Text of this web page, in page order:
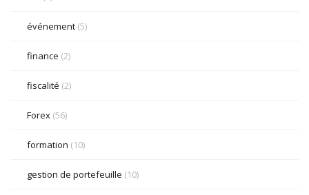
événement (5)
finance (2)
fiscalité (2)
Forex (56)
formation (10)
gestion de portefeuille (10)